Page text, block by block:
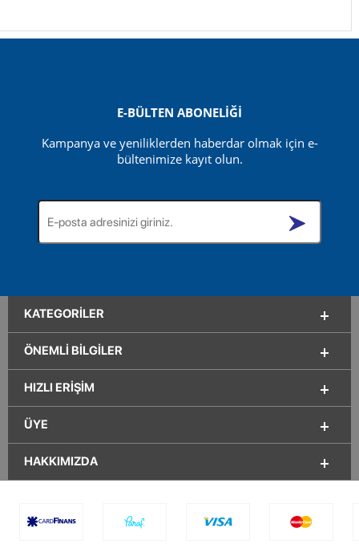
E-BÜLTEN ABONELİĞİ
Kampanya ve yeniliklerden haberdar olmak için e-
bültenimize kayıt olun.
KATEGORILER
ÖNEMLI BILGILER
HIZLI ERIŞIM
ÜYE
HAKKIMIZDA